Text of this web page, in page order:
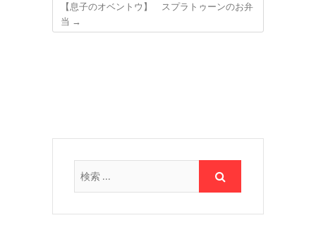
【息子のオベントウ】 スプラトゥーンのお弁
当 →